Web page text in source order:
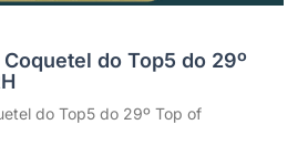
Coquetel do Top5 do 29º
do Top5 do 29º Top of